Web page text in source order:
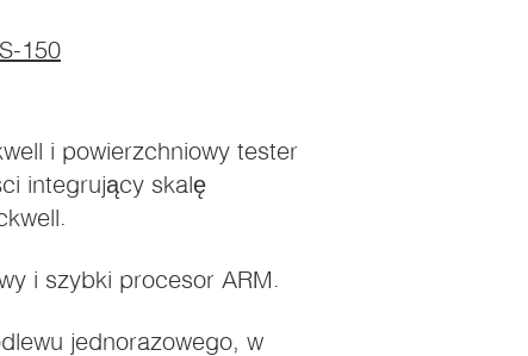
150
i powierzchniowy tester
integrujący skalę
i szybki procesor ARM.
jednorazowego, w